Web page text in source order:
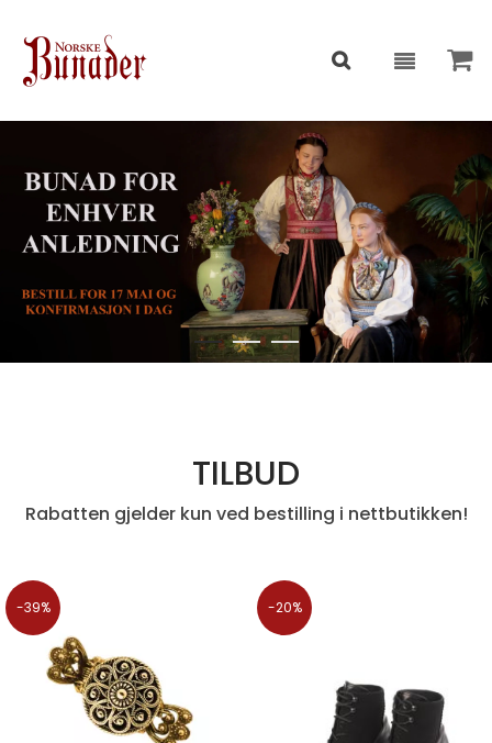
TILBUD
Rabatten gjelder kun ved bestilling i nettbutikken!
-39% -20%